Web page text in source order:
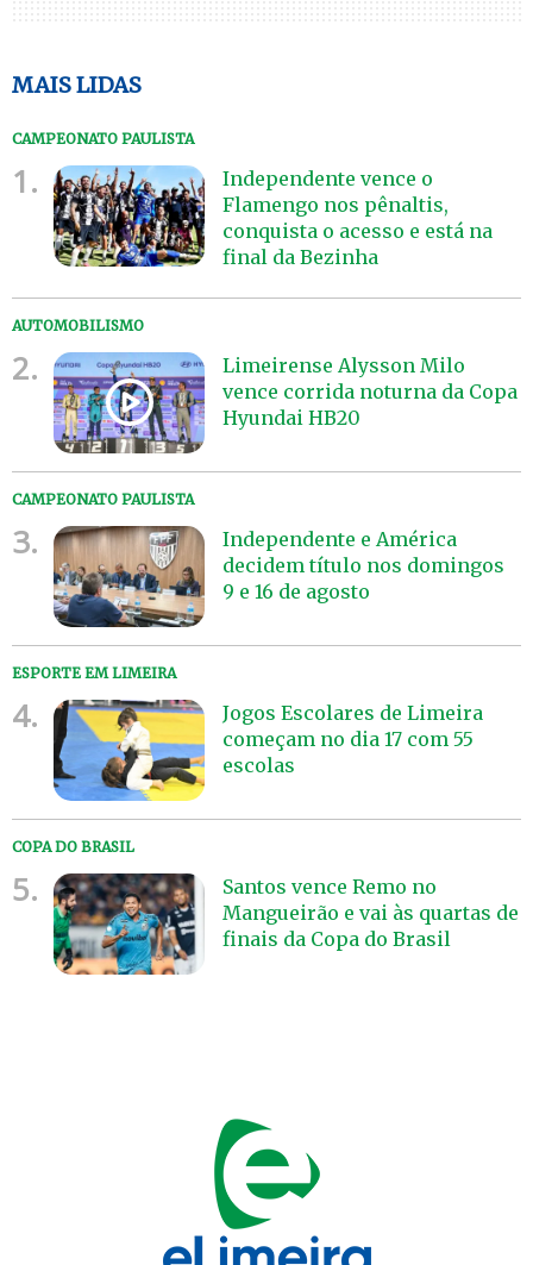
MAIS LIDAS
CAMPEONATO PAULISTA
1.
Independente vence o
Flamengo nos pênaltis,
conquista o acesso e está na
final da Bezinha
AUTOMOBILISMO
2.
Limeirense Alysson Milo
vence corrida noturna da Copa
Hyundai HB20
CAMPEONATO PAULISTA
3.
Independente e América
decidem título nos domingos
9 e 16 de agosto
ESPORTE EM LIMEIRA
4.
Jogos Escolares de Limeira
começam no dia 17 com 55
escolas
COPA DO BRASIL
5.
Santos vence Remo no
Mangueirão e vai às quartas de
finais da Copa do Brasil